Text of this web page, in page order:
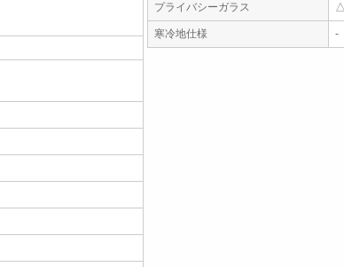
プライバシーガラス △
寒冷地仕様 -